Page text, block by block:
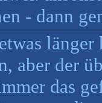
- dann
aber der
das